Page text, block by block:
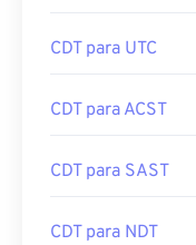
CDT para UTC
CDT para ACST
CDT para SAST
CDT para NDT